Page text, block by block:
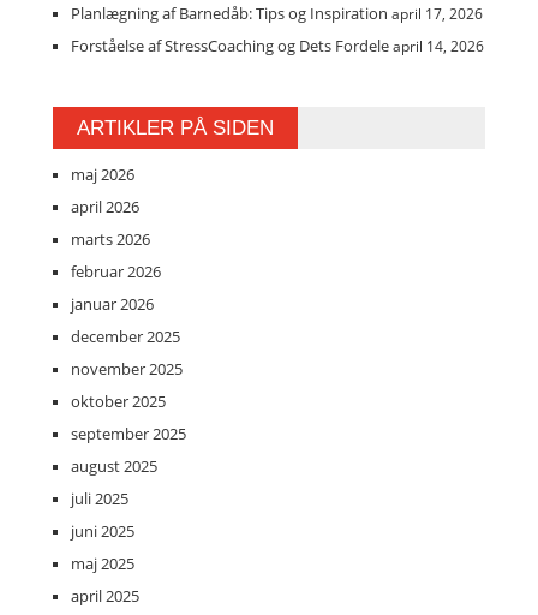
Planlægning af Barnedåb: Tips og Inspiration april 17, 2026
Forståelse af StressCoaching og Dets Fordeleapril 14, 2026
ARTIKLER PÅ SIDEN
maj 2026
april 2026
marts 2026
februar 2026
januar 2026
december 2025
november 2025
oktober 2025
september 2025
august 2025
juli 2025
juni 2025
maj 2025
april 2025